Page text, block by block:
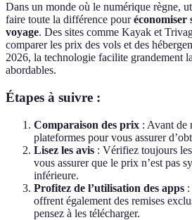
Dans un monde où le numérique règne,
faire toute la différence pouréconomiser
voyage. Des sites comme Kayak et
comparer les prix des vols et des
2026, la technologie facilite grandement
abordables.
Étapes à suivre :
Comparaison des prix : Avant de
plateformes pour vous assurer
Lisez les avis : Vérifiez toujours
vous assurer que le prix n’est pas
inférieure.
Profitez de l’utilisation des apps
offrent également des remises
pensez à les télécharger.